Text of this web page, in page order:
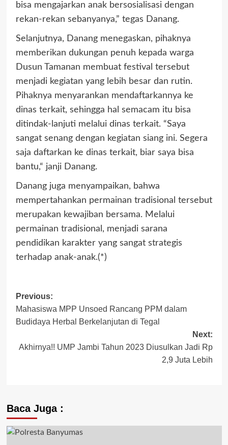
bisa mengajarkan anak bersosialisasi dengan
rekan-rekan sebanyanya,” tegas Danang.
Selanjutnya, Danang menegaskan, pihaknya
memberikan dukungan penuh kepada warga
Dusun Tamanan membuat festival tersebut
menjadi kegiatan yang lebih besar dan rutin.
Pihaknya menyarankan mendaftarkannya ke
dinas terkait, sehingga hal semacam itu bisa
ditindak-lanjuti melalui dinas terkait. “Saya
sangat senang dengan kegiatan siang ini. Segera
saja daftarkan ke dinas terkait, biar saya bisa
bantu,“ janji Danang.
Danang juga menyampaikan, bahwa
mempertahankan permainan tradisional tersebut
merupakan kewajiban bersama. Melalui
permainan tradisional, menjadi sarana
pendidikan karakter yang sangat strategis
terhadap anak-anak.(*)
Previous:
Mahasiswa MPP Unsoed Rancang PPM dalam
Budidaya Herbal Berkelanjutan di Tegal
Next:
Akhirnya!! UMP Jambi Tahun 2023 Diusulkan Jadi Rp
2,9 Juta Lebih
Baca Juga :